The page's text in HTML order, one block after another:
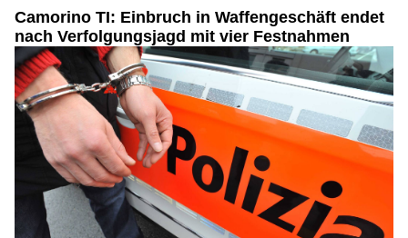
Camorino TI: Einbruch in Waffengeschäft endet
nach Verfolgungsjagd mit vier Festnahmen